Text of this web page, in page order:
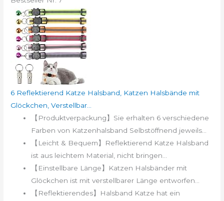
6 Reflektierend Katze Halsband, Katzen Halsbände mit
Glöckchen, Verstellbar...
【Produktverpackung】Sie erhalten 6 verschiedene
Farben von Katzenhalsband Selbstöffnend jeweils...
【Leicht & Bequem】Reflektierend Katze Halsband
ist aus leichtem Material, nicht bringen...
【Einstellbare Länge】Katzen Halsbänder mit
Glöckchen ist mit verstellbarer Länge entworfen...
【Reflektierendes】Halsband Katze hat ein